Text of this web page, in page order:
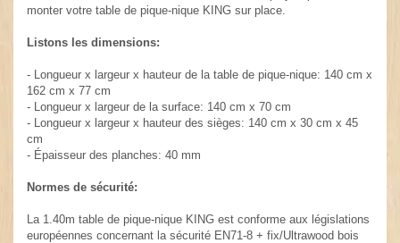
monter votre table de pique-nique KING sur place.
Listons les dimensions:
- Longueur x largeur x hauteur de la table de pique-nique: 140 cm x
162 cm x 77 cm
- Longueur x largeur de la surface: 140 cm x 70 cm
- Longueur x largeur x hauteur des sièges: 140 cm x 30 cm x 45
cm
- Épaisseur des planches: 40 mm
Normes de sécurité:
La 1.40m table de pique-nique KING est conforme aux législations
européennes concernant la sécurité EN71-8 + fix/Ultrawood bois